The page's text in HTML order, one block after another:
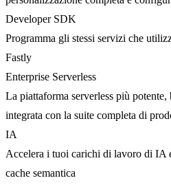
Developer SDK
Programma gli stessi servizi che
Fastly
Enterprise Serverless
La piattaforma serverless più potente,
integrata con la suite completa di
IA
Accelera i tuoi carichi di lavoro di IA
cache semantica